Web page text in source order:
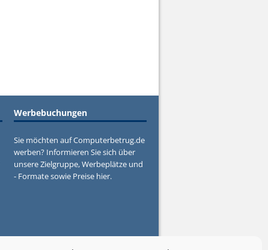
Werbebuchungen
Sie möchten auf Computerbetrug.de
werben? Informieren Sie sich über
unsere Zielgruppe, Werbeplätze und
- Formate sowie Preise hier.